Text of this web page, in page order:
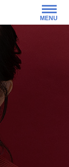
MENU